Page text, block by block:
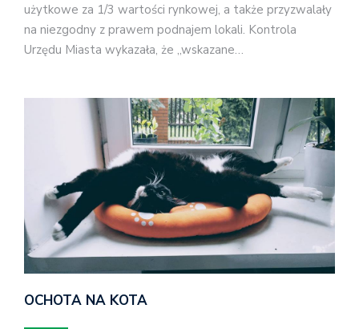
użytkowe za 1/3 wartości rynkowej, a także przyzwalały
na niezgodny z prawem podnajem lokali. Kontrola
Urzędu Miasta wykazała, że „wskazane…
OCHOTA NA KOTA